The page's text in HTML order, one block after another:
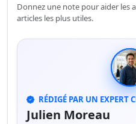
Donnez une note pour aider les
articles les plus utiles.
RÉDIGÉ PAR UN EXPERT
Julien Moreau